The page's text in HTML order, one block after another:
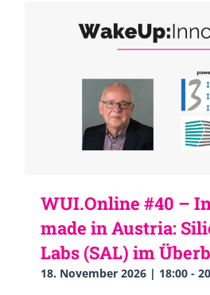
WUI.Online #40 –
made in Austria:
Labs (SAL) im
18. November 2026 | 18:00 -